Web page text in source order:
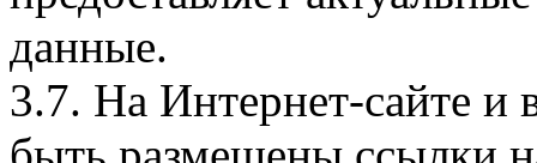
данные.
3.7. На Интернет-сайте